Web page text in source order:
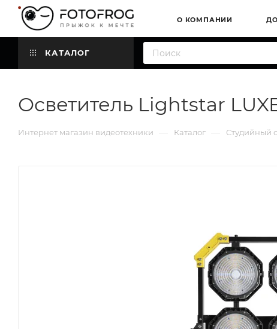
О КОМПАНИИ
КАТАЛОГ
Осветитель Lightstar
Интернет магазин видеотехники — Каталог — Студийный